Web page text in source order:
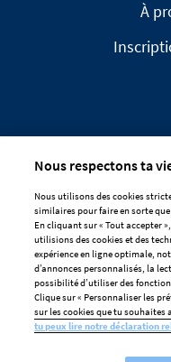
À
CLAUSE
POLITIQUE
Nous respectons ta
Nous utilisons des cookies
similaires pour faire en sorte
En cliquant sur « Tout accepter
utilisions des cookies et des
expérience en ligne optimale,
d’annonces personnalisés, la
possibilité d’utiliser des
Clique sur « Personnaliser les
sur les cookies que tu souhaites
tu peux lire notre déclaration